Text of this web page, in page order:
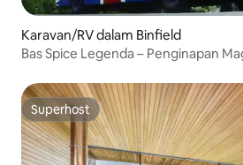
Karavan/RV dalam Binfield
Bas Spice Legenda – Penginapan
Superhost
Superhost